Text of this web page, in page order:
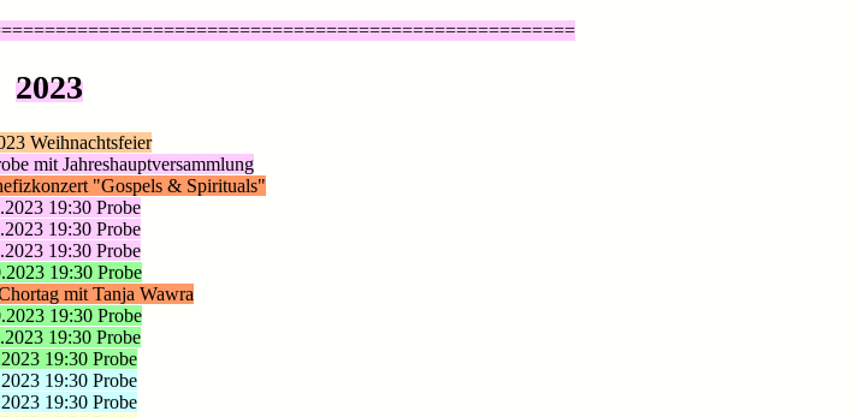
2023
Weihnachtsfeier
mit Jahreshauptversammlung
"Gospels & Spirituals"
19:30 Probe
19:30 Probe
19:30 Probe
19:30 Probe
mit Tanja Wawra
19:30 Probe
19:30 Probe
19:30 Probe
19:30 Probe
19:30 Probe